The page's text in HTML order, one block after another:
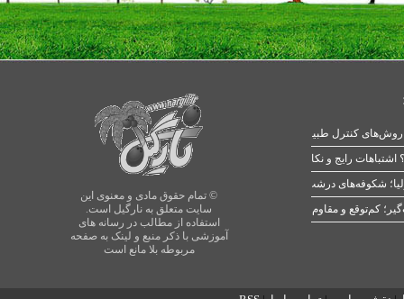
© تمام حقوق مادی و معنوی این
سایت متعلق به نارگیل است.
استفاده از مطالب در رسانه های
آموزشی با ذکر منبع و لینک به صفحه
مربوطه بلا مانع است
رایج و نکات طلایی
شکوفه‌های درشت در بهار